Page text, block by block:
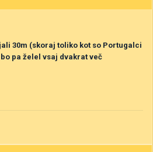
30m (skoraj toliko kot so Portugalci
pa želel vsaj dvakrat več